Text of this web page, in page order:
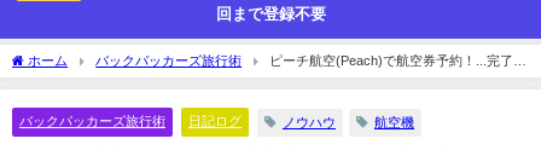
回まで登録不要
ホーム バックパッカーズ旅行術
ピーチ航空(Peach)で航空券予約！...完了直
後に間違えに気が付き支払った手数料と手続きについて！
バックパッカーズ旅行術 日記ログ ノウハウ 航空機